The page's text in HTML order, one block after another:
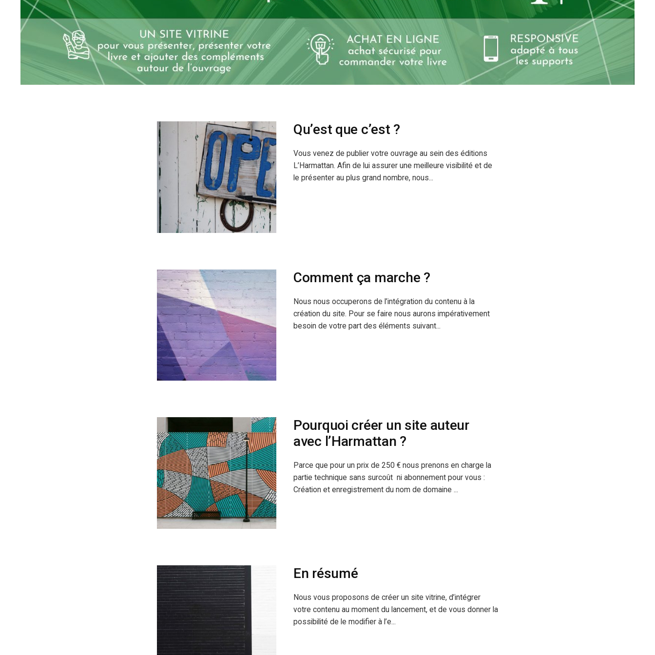
Qu’est que c’est ?
Vous venez de publier votre ouvrage au sein des éditions
L’Harmattan. Afin de lui assurer une meilleure visibilité et de
le présenter au plus grand nombre, nous...
Comment ça marche ?
Nous nous occuperons de l’intégration du contenu à la
création du site. Pour se faire nous aurons impérativement
besoin de votre part des éléments suivant...
Pourquoi créer un site auteur
avec l’Harmattan ?
Parce que pour un prix de 250 € nous prenons en charge la
partie technique sans surcoût ni abonnement pour vous :
Création et enregistrement du nom de domaine ...
En résumé
Nous vous proposons de créer un site vitrine, d’intégrer
votre contenu au moment du lancement, et de vous donner la
possibilité de le modifier à l’e...